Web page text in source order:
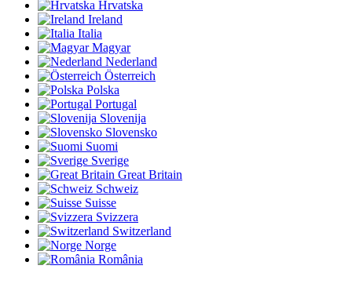
Hrvatska
Ireland
Italia
Magyar
Nederland
Österreich
Polska
Portugal
Slovenija
Slovensko
Suomi
Sverige
Great Britain
Schweiz
Suisse
Svizzera
Switzerland
Norge
România